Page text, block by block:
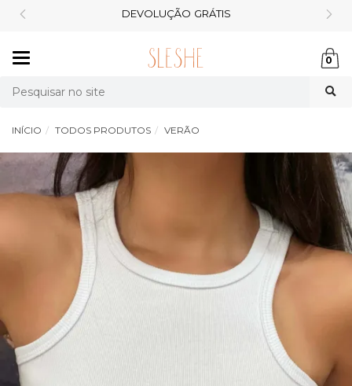
DEVOLUÇÃO GRÁTIS
0
INÍCIO TODOS PRODUTOS VERÃO